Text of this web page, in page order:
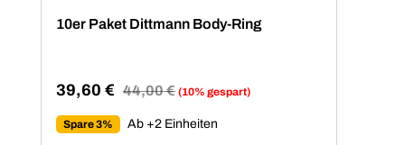
10er Paket Dittmann Body-Ring
Verkaufspreis:
39,60 € Regulärer Preis:
44,00 € (10% gespart)
Spare 3% Ab +2 Einheiten